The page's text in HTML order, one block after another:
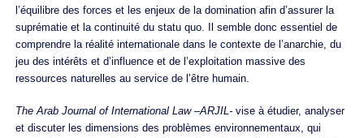
l’équilibre des forces et les enjeux de la domination afin d’assurer la
suprématie et la continuité du statu quo. Il semble donc essentiel de
comprendre la réalité internationale dans le contexte de l’anarchie, du
jeu des intérêts et d’influence et de l’exploitation massive des
ressources naturelles au service de l’être humain.
The Arab Journal of International Law –ARJIL-vise à étudier, analyser
et discuter les dimensions des problèmes environnementaux, qui